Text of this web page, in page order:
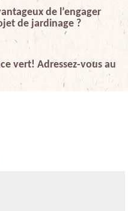
de l’engager
de jardinage ?
vert! Adressez-vous au